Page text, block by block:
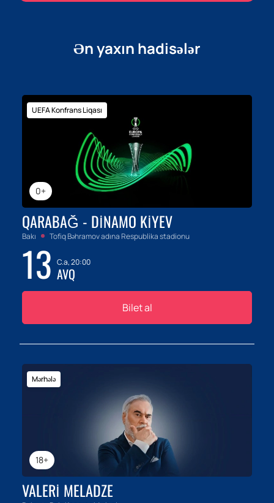
Ən yaxın hadisələr
0+
UEFA Konfrans Liqası
QARABAĞ - DINAMO KIYEV
Bakı Tofiq Bəhramov adına Respublika stadionu
13 C.a, 20:00
AVQ
Bilet al
18+
Mərhələ
VALERI MELADZE